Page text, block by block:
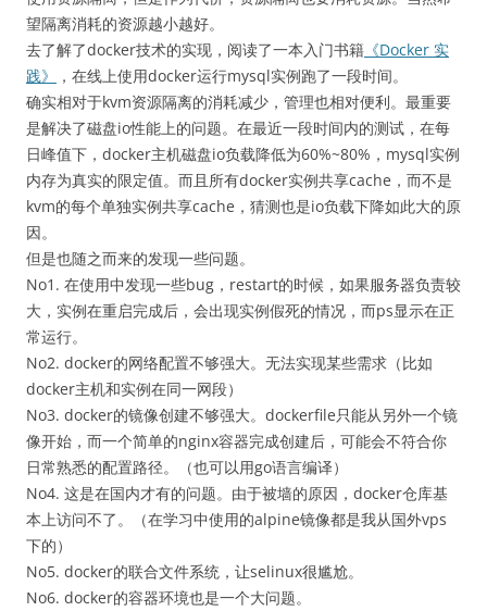
望隔离消耗的资源越小越好。
去了解了docker技术的实现，阅读了一本入门书籍 《Docker 实
践》
，在线上使用docker运行mysql实例跑了一段时间。
确实相对于kvm资源隔离的消耗减少，管理也相对便利。最重要
是解决了磁盘io性能上的问题。在最近一段时间内的测试，在每
日峰值下，docker主机磁盘io负载降低为60%~80%，mysql实例
内存为真实的限定值。而且所有docker实例共享cache，而不是
kvm的每个单独实例共享cache，猜测也是io负载下降如此大的原
因。
但是也随之而来的发现一些问题。
No1. 在使用中发现一些bug，restart的时候，如果服务器负责较
大，实例在重启完成后，会出现实例假死的情况，而ps显示在正
常运行。
No2. docker的网络配置不够强大。无法实现某些需求（比如
docker主机和实例在同一网段）
No3. docker的镜像创建不够强大。dockerfile只能从另外一个镜
像开始，而一个简单的nginx容器完成创建后，可能会不符合你
日常熟悉的配置路径。（也可以用go语言编译）
No4. 这是在国内才有的问题。由于被墙的原因，docker仓库基
本上访问不了。（在学习中使用的alpine镜像都是我从国外vps
下的）
No5. docker的联合文件系统，让selinux很尴尬。
No6. docker的容器环境也是一个大问题。